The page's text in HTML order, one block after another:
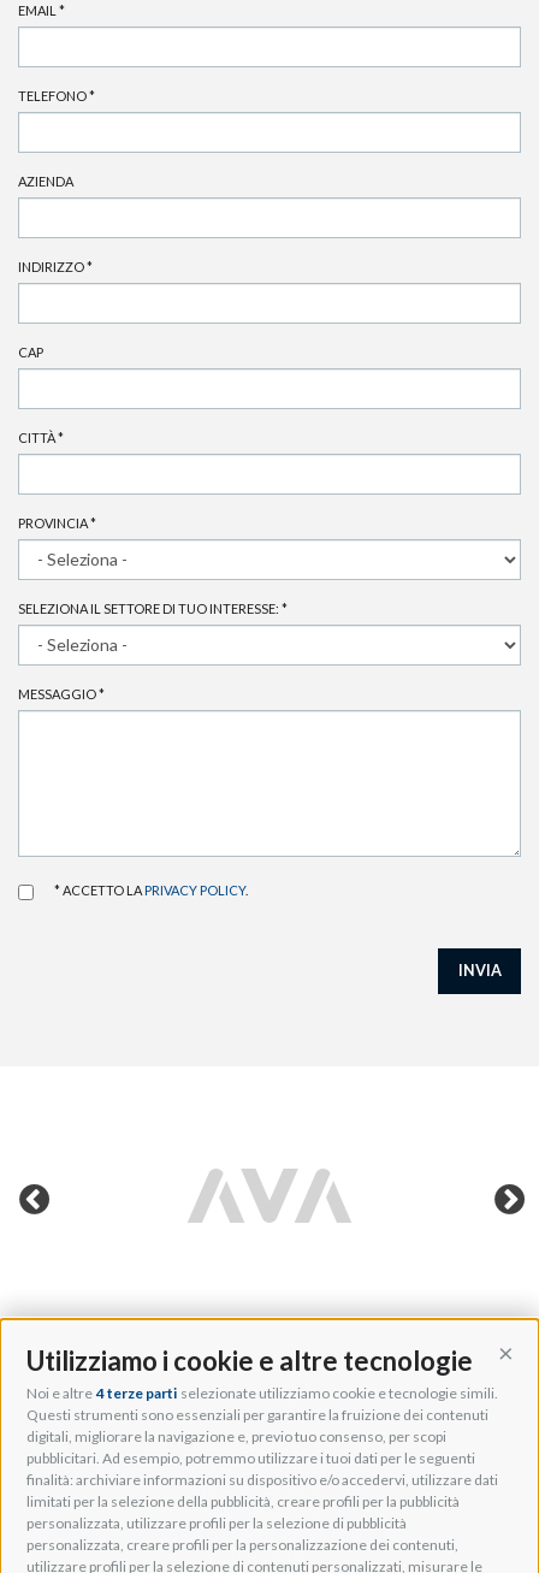
Utilizziamo i cookie e altre tecnologie
Noi e altre 4 terze parti selezionate utilizziamo cookie e tecnologie simili.
Questi strumenti sono essenziali per garantire la fruizione dei contenuti
digitali, migliorare la navigazione e, previo tuo consenso, per scopi
pubblicitari. Ad esempio, potremmo utilizzare i tuoi dati per le seguenti
finalità: archiviare informazioni su dispositivo e/o accedervi, utilizzare dati
limitati per la selezione della pubblicità, creare profili per la pubblicità
personalizzata, utilizzare profili per la selezione di pubblicità
personalizzata, creare profili per la personalizzazione dei contenuti,
utilizzare profili per la selezione di contenuti personalizzati, misurare le
EMAIL *
TELEFONO*
AZIENDA
INDIRIZZO*
CAP
CITTÀ*
PROVINCIA*
SELEZIONA IL SETTORE DI TUO INTERESSE: *
MESSAGGIO*
* ACCETTO LA PRIVACY POLICY.
INVIA
Adeo Group S.r.l.
Via della Zarga, 50
Lavis, 38015 TN, Italy
Tel: +39 0461 248211
P.IVA: IT01262500224
PEC: pec@pec.adeogroup.it
SDI: T04ZHR3